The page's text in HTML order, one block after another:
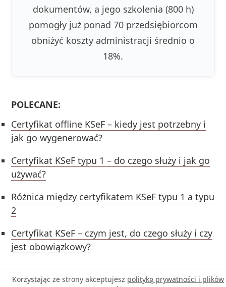
dokumentów, a jego szkolenia (800 h)
pomogły już ponad 70 przedsiębiorcom
obniżyć koszty administracji średnio o
18%.
POLECANE:
Certyfikat offline KSeF – kiedy jest potrzebny i
jak go wygenerować?
Certyfikat KSeF typu 1 – do czego służy i jak go
używać?
Różnica między certyfikatem KSeF typu 1 a typu
2
Certyfikat KSeF – czym jest, do czego służy i czy
jest obowiązkowy?
Korzystając ze strony akceptujesz politykę prywatności i plików